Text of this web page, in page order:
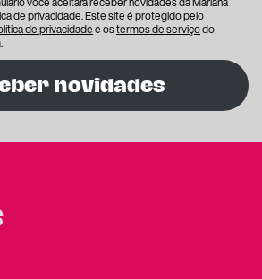
de privacidade. Este site é protegido pelo
de privacidadee ostermos de serviçodo
novidades